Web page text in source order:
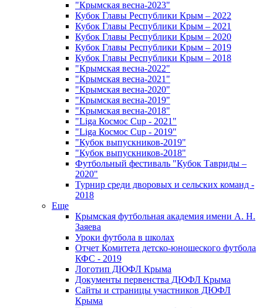
"Крымская весна-2023"
Кубок Главы Республики Крым – 2022
Кубок Главы Республики Крым – 2021
Кубок Главы Республики Крым – 2020
Кубок Главы Республики Крым – 2019
Кубок Главы Республики Крым – 2018
"Крымская весна-2022"
"Крымская весна-2021"
"Крымская весна-2020"
"Крымская весна-2019"
"Крымская весна-2018"
"Liga Космос Cup - 2021"
"Liga Космос Cup - 2019"
"Кубок выпускников-2019"
"Кубок выпускников-2018"
Футбольный фестиваль "Кубок Тавриды –
2020"
Турнир среди дворовых и сельских команд -
2018
Еще
Крымская футбольная академия имени А. Н.
Заяева
Уроки футбола в школах
Отчет Комитета детско-юношеского футбола
КФС - 2019
Логотип ДЮФЛ Крыма
Документы первенства ДЮФЛ Крыма
Сайты и страницы участников ДЮФЛ
Крыма